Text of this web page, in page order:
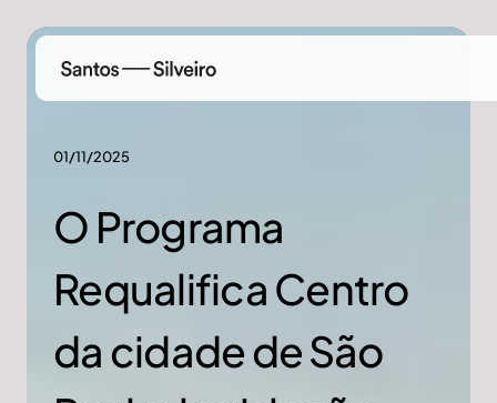
01/11/2025
O Programa
Requalifica Centro
da cidade de São